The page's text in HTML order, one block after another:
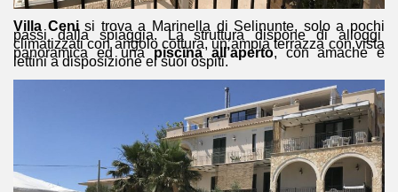
Villa Ceni si trova a Marinella di Selinunte, solo a pochi
passi dalla spiaggia. La struttura dispone di alloggi
climatizzati con angolo cottura, un’ampia terrazza con vista
panoramica ed unapiscina all’aperto, con amache e
lettini a disposizione ei suoi ospiti.